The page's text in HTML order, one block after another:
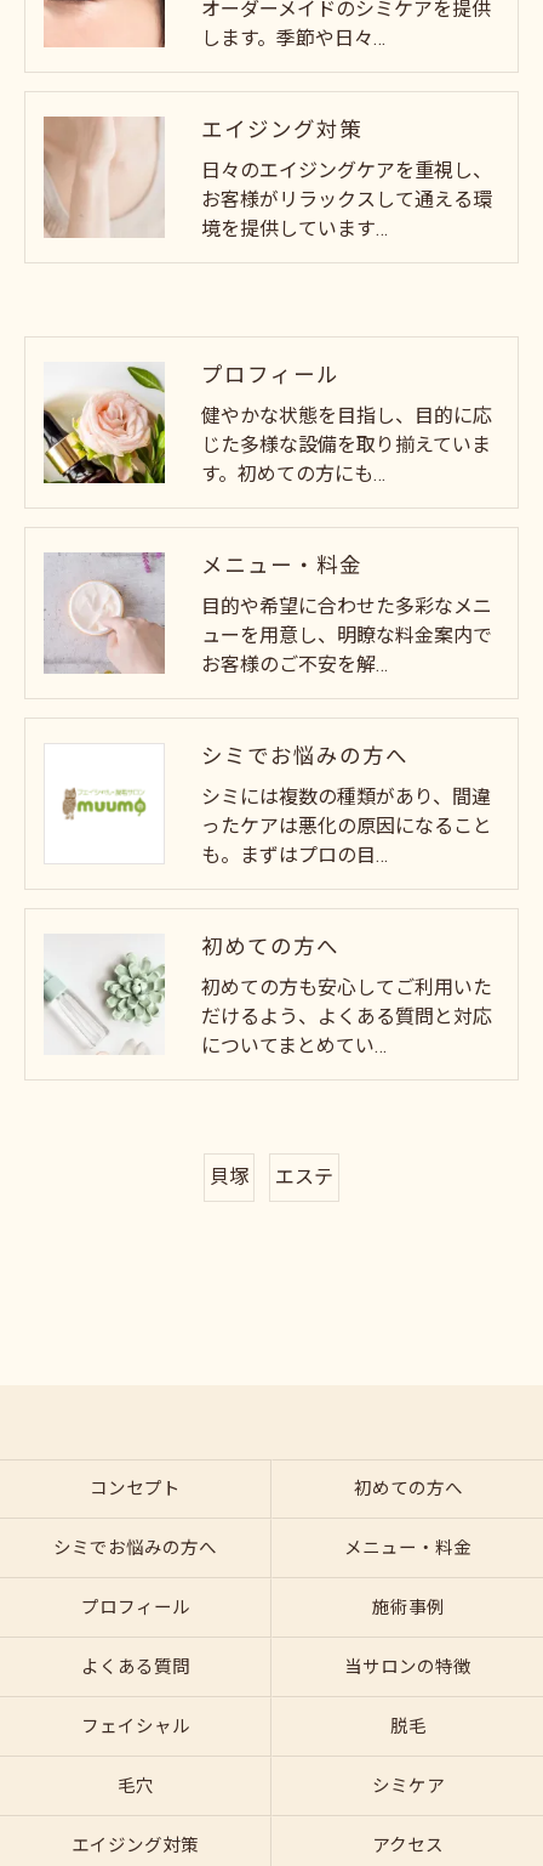
オーダーメイドのシミケアを提供
します。季節や日々…
エイジング対策
日々のエイジングケアを重視し、
お客様がリラックスして通える環
境を提供しています…
プロフィール
健やかな状態を目指し、目的に応
じた多様な設備を取り揃えていま
す。初めての方にも…
メニュー・料金
目的や希望に合わせた多彩なメニ
ューを用意し、明瞭な料金案内で
お客様のご不安を解…
シミでお悩みの方へ
シミには複数の種類があり、間違
ったケアは悪化の原因になること
も。まずはプロの目…
初めての方へ
初めての方も安心してご利用いた
だけるよう、よくある質問と対応
についてまとめてい…
貝塚 エステ
コンセプト 初めての方へ
シミでお悩みの方へ メニュー・料金
プロフィール 施術事例
よくある質問 当サロンの特徴
フェイシャル 脱毛
毛穴 シミケア
エイジング対策 アクセス